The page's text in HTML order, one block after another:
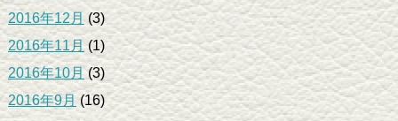
2016年12月 (3)
2016年11月 (1)
2016年10月 (3)
2016年9月(16)